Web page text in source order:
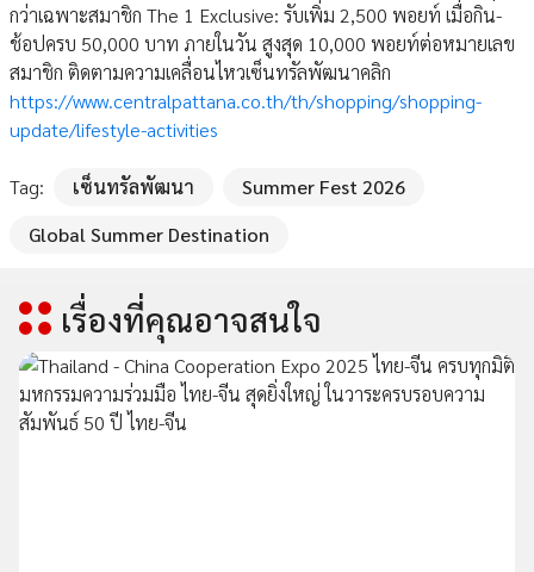
กว่าเฉพาะสมาชิก The 1 Exclusive: รับเพิ่ม 2,500 พอยท์ เมื่อกิน-
ช้อปครบ 50,000 บาท ภายในวัน สูงสุด 10,000 พอยท์ต่อหมายเลข
สมาชิก ติดตามความเคลื่อนไหวเซ็นทรัลพัฒนาคลิก
https://www.centralpattana.co.th/th/shopping/shopping-
update/lifestyle-activities
Tag: เซ็นทรัลพัฒนา
Summer Fest 2026
Global Summer Destination
เรื่องที่คุณอาจสนใจ